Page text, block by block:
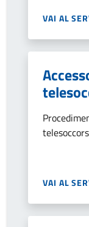
VAI AL
VAI AL